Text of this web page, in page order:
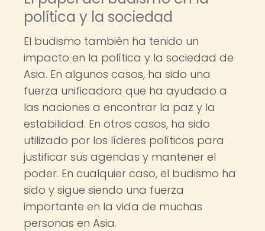
política y la sociedad
El budismo también ha tenido un
impacto en la política y la sociedad de
Asia. En algunos casos, ha sido una
fuerza unificadora que ha ayudado a
las naciones a encontrar la paz y la
estabilidad. En otros casos, ha sido
utilizado por los líderes políticos para
justificar sus agendas y mantener el
poder. En cualquier caso, el budismo ha
sido y sigue siendo una fuerza
importante en la vida de muchas
personas en Asia.